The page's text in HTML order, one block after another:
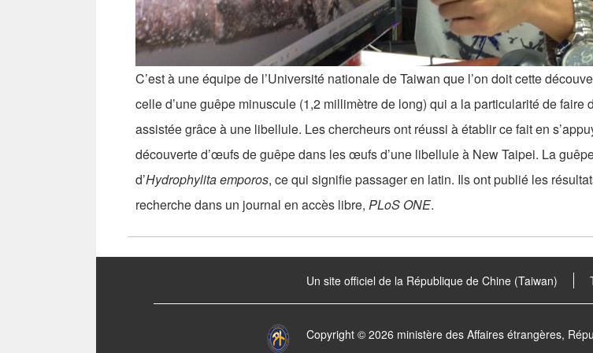
C’est à une équipe de l’Université nationale de Taiwan que l’on doit cette
celle d’une guêpe minuscule (1,2 millimètre de long) qui a la particularité de faire
assistée grâce à une libellule. Les chercheurs ont réussi à établir ce fait en
découverte d’œufs de guêpe dans les œufs d’une libellule à New Taipei. La
d’Hydrophylita emporos, ce qui signifie passager en latin. Ils ont publié les
recherche dans un journal en accès libre, PLoS ONE.
Un site officiel de la République de Chine (Taiwan)
Copyright © 2026 ministère des Affaires étrangères,